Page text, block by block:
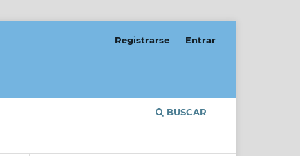
BUSCAR
Registrarse Entrar